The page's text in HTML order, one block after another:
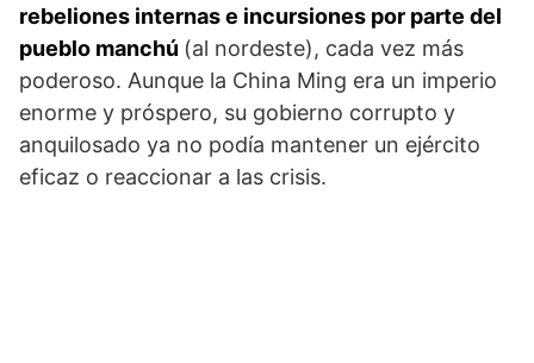
rebeliones internas e incursiones por parte del
pueblo manchú (al nordeste), cada vez más
poderoso. Aunque la China Ming era un imperio
enorme y próspero, su gobierno corrupto y
anquilo­sado ya no podía mantener un ejército
eficaz o reac­cionar a las crisis.